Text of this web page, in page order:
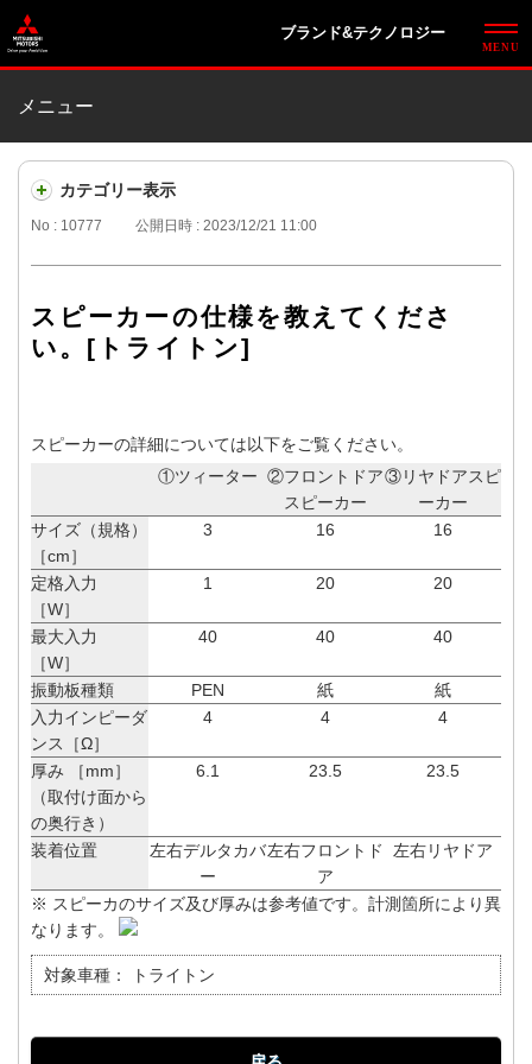
ブランド&テクノロジー
メニュー
カテゴリー表示
No : 10777 公開日時 : 2023/12/21 11:00
スピーカーの仕様を教えてくださ
い。[トライトン]
スピーカーの詳細については以下をご覧ください。
①ツィーター ②フロントドア
スピーカー
③リヤドアスピ
ーカー
サイズ（規格）
［cm］
3 16 16
定格入力
［W］
1 20 20
最大入力
［W］
40 40 40
振動板種類 PEN 紙
紙
入力インピーダ
ンス［Ω］
4 4 4
厚み ［mm］
（取付け面から
の奥行き）
6.1 23.5 23.5
装着位置
左右デルタカバ
ー
左右フロントド
ア
左右リヤドア
※ スピーカのサイズ及び厚みは参考値です。計測箇所により異
なります。
対象車種： トライトン